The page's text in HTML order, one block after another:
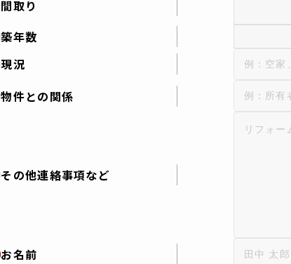
間取り
築年数
現況
物件との関係
その他連絡事項など
お名前